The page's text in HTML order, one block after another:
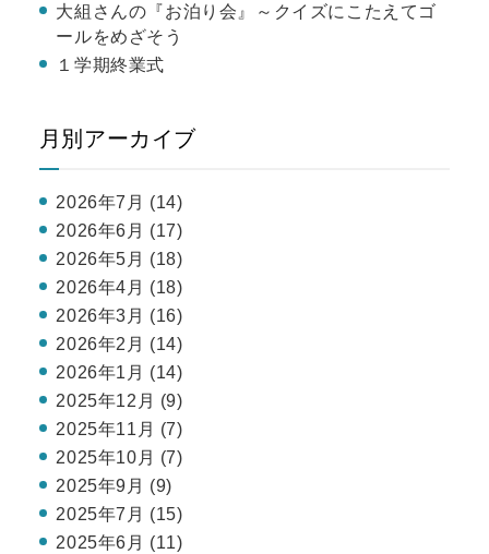
大組さんの『お泊り会』～クイズにこたえてゴ
ールをめざそう
１学期終業式
月別アーカイブ
2026年7月 (14)
2026年6月 (17)
2026年5月 (18)
2026年4月 (18)
2026年3月 (16)
2026年2月 (14)
2026年1月 (14)
2025年12月 (9)
2025年11月 (7)
2025年10月 (7)
2025年9月 (9)
2025年7月 (15)
2025年6月 (11)